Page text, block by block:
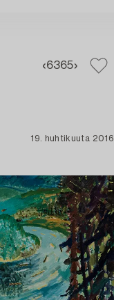
6365
19. huhtikuuta 2016